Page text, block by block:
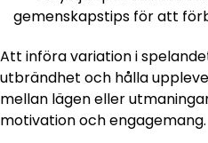
gemenskapstips för att
Att införa variation i
utbrändhet och hålla
mellan lägen eller
motivation och engagemang.